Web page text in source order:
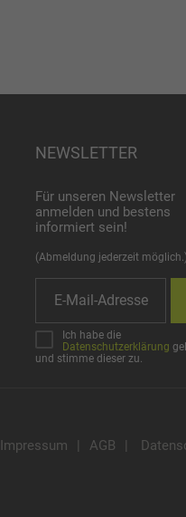
NEWSLETTER
Für unseren Newsletter
anmelden und bestens
informiert sein!
(Abmeldung jederzeit möglich.)
Ich habe die
Datenschutzerklärung
und stimme dieser zu.
Impressum | AGB |